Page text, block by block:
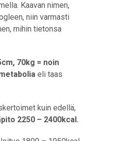
Kaavan nimen,
niin varmasti
mihin tietonsa
70kg = noin
eli taas
kuin edellä,
2250 – 2400kcal.